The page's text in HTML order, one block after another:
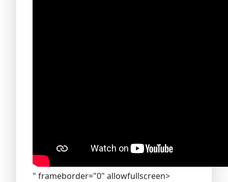
" frameborder="0" allowfullscreen>